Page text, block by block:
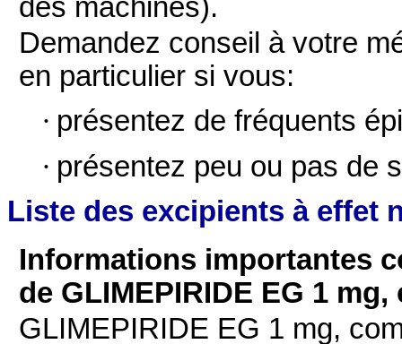
des machines).
Demandez conseil à votre
en particulier si vous:
· présentez de fréquents
· présentez peu ou pas de
Liste des excipients à effet
Informations importantes
de GLIMEPIRIDE EG 1
GLIMEPIRIDE EG 1 mg,